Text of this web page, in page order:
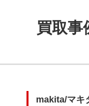
買取事
makita/マキ